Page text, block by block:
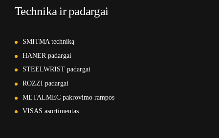
Technika ir padargai
SMITMA techniką
HANER padargai
STEELWRIST padargai
ROZZI padargai
METALMEC pakrovimo rampos
VISAS asortimentas